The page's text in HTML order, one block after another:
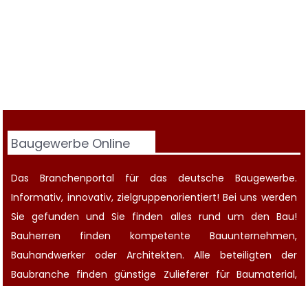
Baugewerbe Online
Das Branchenportal für das deutsche Baugewerbe.
Informativ, innovativ, zielgruppenorientiert! Bei uns werden
Sie gefunden und Sie finden alles rund um den Bau!
Bauherren finden kompetente Bauunternehmen,
Bauhandwerker oder Architekten. Alle beteiligten der
Baubranche finden günstige Zulieferer für Baumaterial,